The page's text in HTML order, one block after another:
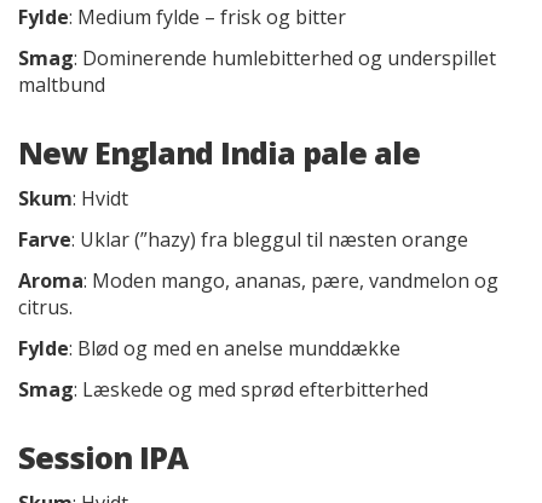
Fylde: Medium fylde – frisk og bitter
Smag: Dominerende humlebitterhed og underspillet
maltbund
New England India pale ale
Skum: Hvidt
Farve: Uklar (”hazy) fra bleggul til næsten orange
Aroma: Moden mango, ananas, pære, vandmelon og
citrus.
Fylde: Blød og med en anelse munddække
Smag: Læskede og med sprød efterbitterhed
Session IPA